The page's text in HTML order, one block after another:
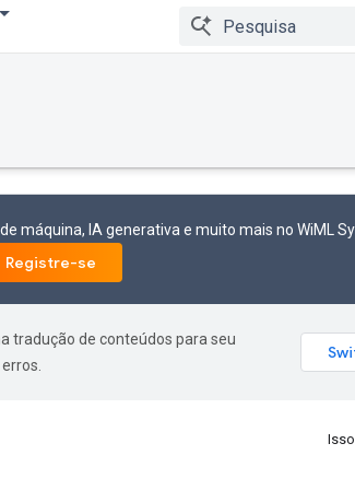
máquina, IA generativa e muito mais no WiML
Registre-se
tradução de conteúdos para seu